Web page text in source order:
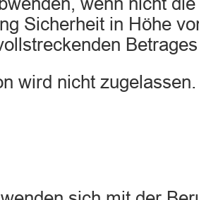
Sicherheit in Höhe
wird nicht zugelassen.